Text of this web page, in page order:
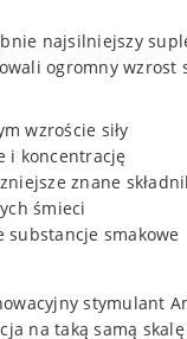
najsilniejszy
ogromny wzrost
wzroście siły
i koncentrację
znane
śmieci
substancje smakowe
stymulant
na taką samą